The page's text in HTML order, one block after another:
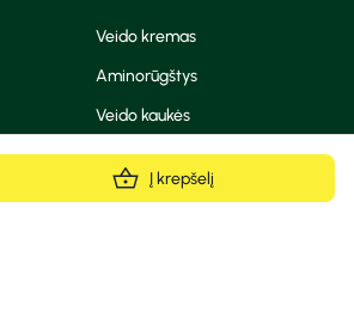
Į krepšelį
Veido kremas
Aminorūgštys
Veido kaukės
Eteriniai aliejai
BB ir CC kremas